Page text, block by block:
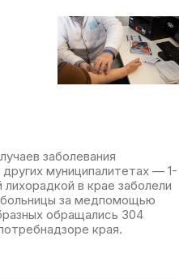
заболевания
муниципалитетах — 1-
в крае заболели
за медпомощью
обращались 304
края.